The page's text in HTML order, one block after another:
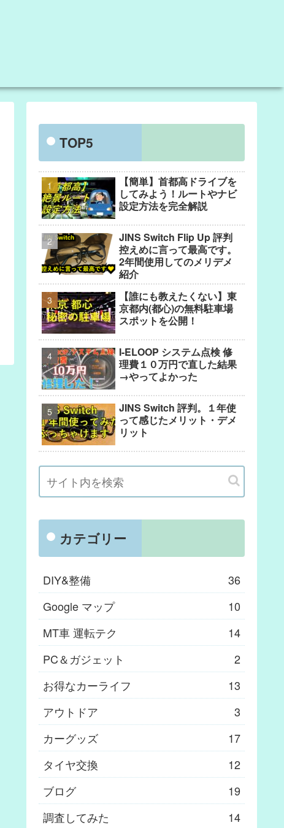
TOP5
【簡単】首都高ドライブを
してみよう！ルートやナビ
設定方法を完全解説
JINS Switch Flip Up 評判
控えめに言って最高です。
2年間使用してのメリデメ
紹介
【誰にも教えたくない】東
京都内(都心)の無料駐車場
スポットを公開！
I-ELOOP システム点検 修
理費１０万円で直した結果
→やってよかった
JINS Switch 評判。１年使
って感じたメリット・デメ
リット
カテゴリー
DIY&整備
36
Google マップ
10
MT車 運転テク
14
PC＆ガジェット
2
お得なカーライフ
13
アウトドア
3
カーグッズ
17
タイヤ交換
12
ブログ
19
調査してみた
14